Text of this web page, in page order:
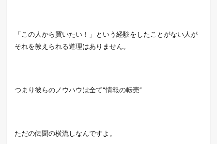
「この人から買いたい！」という経験をしたことがない人が
それを教えられる道理はありません。
つまり彼らのノウハウは全て“情報の転売”
ただの伝聞の横流しなんですよ。